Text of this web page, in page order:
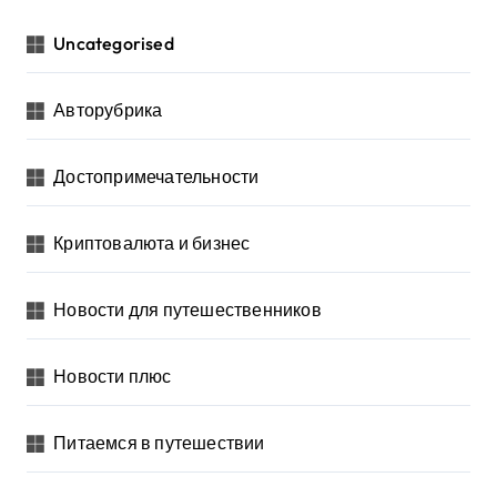
Uncategorised
Авторубрика
Достопримечательности
Криптовалюта и бизнес
Новости для путешественников
Новости плюс
Питаемся в путешествии